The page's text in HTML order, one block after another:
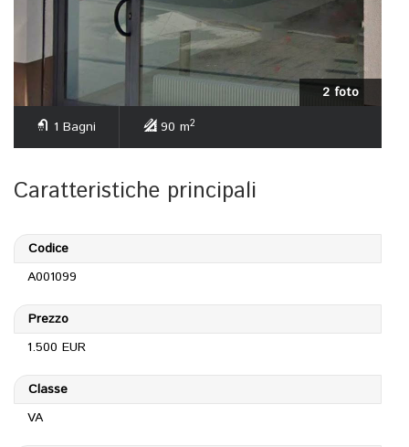
2 foto
1 Bagni
90 m2
Caratteristiche principali
Codice
A001099
Prezzo
1.500 EUR
Classe
VA